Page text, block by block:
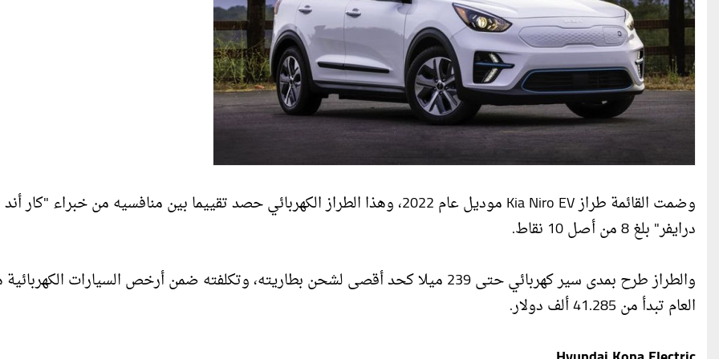
وضمت القائمة طراز Kia Niro EV موديل عام 2022، وهذا الطراز الكهربائي حصد تقييما بين منافسيه من خبراء "كار أند
درايفر" بلغ 8 من أصل 10 نقاط.
والطراز طرح بمدى سير كهربائي حتى 239 ميلا كحد أقصى لشحن بطاريته، وتكلفته ضمن أرخص السيارات
العام تبدأ من 41.285 ألف دولار.